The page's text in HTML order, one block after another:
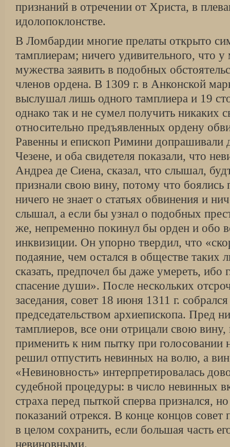
признаний в отречении от Христа, в
идолопоклонстве.
В Ломбардии многие прелаты открыто
тамплиерам; ничего удивительного, что
мужества заявить в подобных
членов ордена. В 1309 г. в Анконской
выслушал лишь одного тамплиера и 19
однако так и не сумел получить никаких
относительно предъявленных ордену
Равенны и епископ Римини допрашивали
Чезене, и оба свидетеля показали, что
Андреа де Сиена, сказал, что слышал,
признали свою вину, потому что боялись
ничего не знает о статьях обвинения и
слышал, а если бы узнал о подобных
же, непременно покинул бы орден и обо
инквизиции. Он упорно твердил, что
подаяние, чем остался в обществе таких
сказать, предпочел бы даже умереть, ибо
спасение души». После нескольких
заседания, совет 18 июня 1311 г.
председательством архиепископа. Пред
тамплиеров, все они отрицали свою
применить к ним пытку при голосовании
решил отпустить невинных на волю, а
«Невиновность» интерпретировалась
судебной процедуры: в число невинных
страха перед пыткой сперва признался,
показаний отрекся. В конце концов совет
в целом сохранить, если большая часть
невиновными.